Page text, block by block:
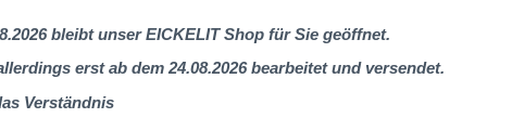
bleibt unser EICKELIT Shop für Sie geöffnet.
erst ab dem 24.08.2026 bearbeitet und versendet.
Verständnis